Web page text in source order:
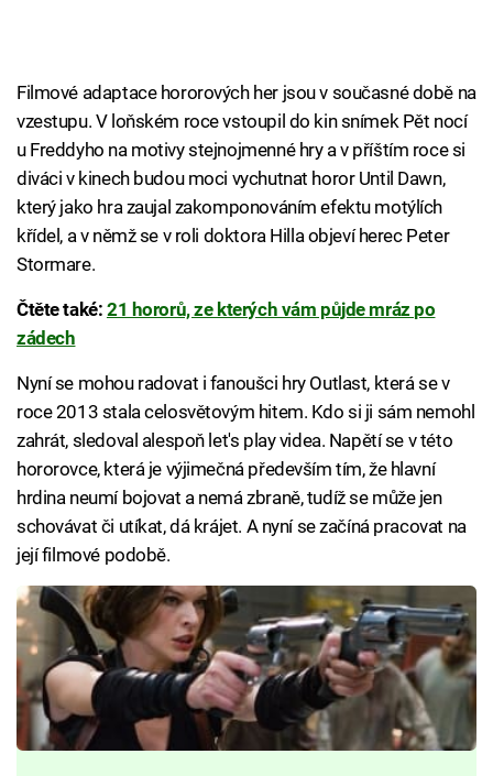
Filmové adaptace hororových her jsou v současné době na
vzestupu. V loňském roce vstoupil do kin snímek Pět nocí
u Freddyho na motivy stejnojmenné hry a v příštím roce si
diváci v kinech budou moci vychutnat horor Until Dawn,
který jako hra zaujal zakomponováním efektu motýlích
křídel, a v němž se v roli doktora Hilla objeví herec Peter
Stormare.
Čtěte také: 21 hororů, ze kterých vám půjde mráz po
zádech
Nyní se mohou radovat i fanoušci hry Outlast, která se v
roce 2013 stala celosvětovým hitem. Kdo si ji sám nemohl
zahrát, sledoval alespoň let's play videa. Napětí se v této
hororovce, která je výjimečná především tím, že hlavní
hrdina neumí bojovat a nemá zbraně, tudíž se může jen
schovávat či utíkat, dá krájet. A nyní se začíná pracovat na
její filmové podobě.